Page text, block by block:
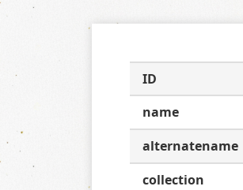
ID
name
alternatename
collection